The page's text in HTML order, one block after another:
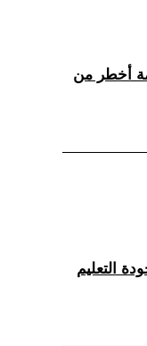
أخطر من
التعليم